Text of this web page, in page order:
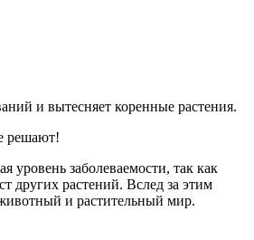
и вытесняет коренные растения.
решают!
уровень заболеваемости, так как
других растений. Вслед за этим
и растительный мир.